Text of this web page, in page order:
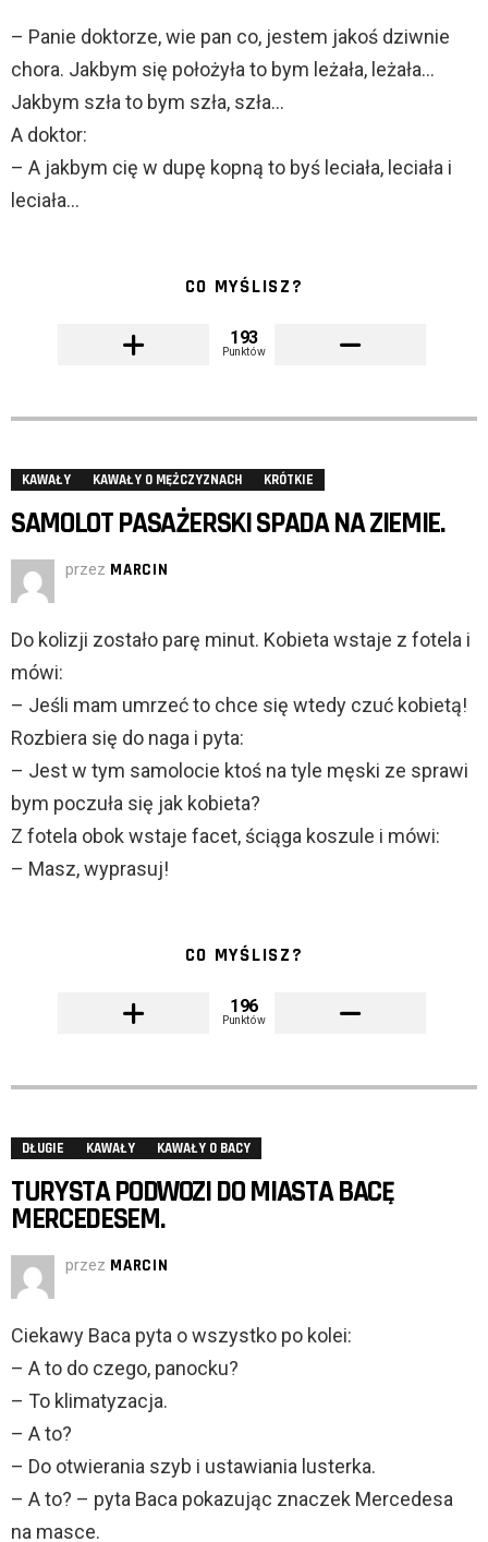
– Panie doktorze, wie pan co, jestem jakoś dziwnie
chora. Jakbym się położyła to bym leżała, leżała…
Jakbym szła to bym szła, szła…
A doktor:
– A jakbym cię w dupę kopną to byś leciała, leciała i
leciała…
CO MYŚLISZ?
193
Punktów
KAWAŁY KAWAŁY O MĘŻCZYZNACH KRÓTKIE
SAMOLOT PASAŻERSKI SPADA NA ZIEMIE.
przez MARCIN
Do kolizji zostało parę minut. Kobieta wstaje z fotela i
mówi:
– Jeśli mam umrzeć to chce się wtedy czuć kobietą!
Rozbiera się do naga i pyta:
– Jest w tym samolocie ktoś na tyle męski ze sprawi
bym poczuła się jak kobieta?
Z fotela obok wstaje facet, ściąga koszule i mówi:
– Masz, wyprasuj!
CO MYŚLISZ?
196
Punktów
DŁUGIE KAWAŁY KAWAŁY O BACY
TURYSTA PODWOZI DO MIASTA BACĘ
MERCEDESEM.
przez MARCIN
Ciekawy Baca pyta o wszystko po kolei:
– A to do czego, panocku?
– To klimatyzacja.
– A to?
– Do otwierania szyb i ustawiania lusterka.
– A to? – pyta Baca pokazując znaczek Mercedesa
na masce.